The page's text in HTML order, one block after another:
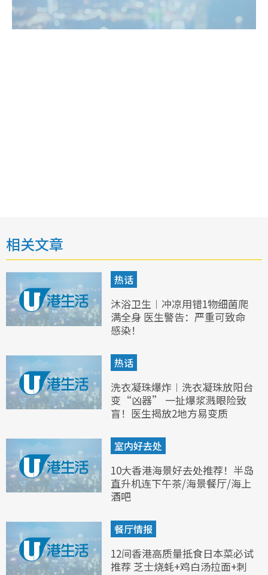
相关文章
热话
沐浴卫生︱冲凉用错1物细菌爬
满全身 医生警告：严重可致命
感染！
热话
洗衣凝珠爆炸︱洗衣凝珠放阳台
变“凶器” 一扯爆浆溅眼险致
盲！医生揭放2地方易变质
室内好去处
10大香港海景好去处推荐！半岛
直升机连下午茶/海景餐厅/海上
酒吧
餐厅情报
12间香港高质量抵食日本菜必试
推荐 芝士烧蚝+鸡白汤拉面+刺